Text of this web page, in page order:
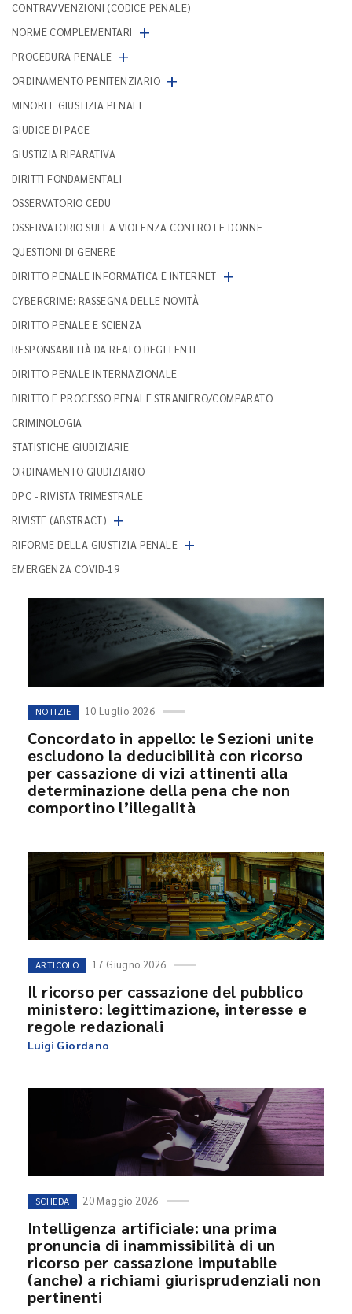
CONTRAVVENZIONI (CODICE PENALE)
NORME COMPLEMENTARI
+
PROCEDURA PENALE +
ORDINAMENTO PENITENZIARIO +
MINORI E GIUSTIZIA PENALE
GIUDICE DI PACE
GIUSTIZIA RIPARATIVA
DIRITTI FONDAMENTALI
OSSERVATORIO CEDU
OSSERVATORIO SULLA VIOLENZA CONTRO LE DONNE
QUESTIONI DI GENERE
DIRITTO PENALE INFORMATICA E INTERNET +
CYBERCRIME: RASSEGNA DELLE NOVITÀ
DIRITTO PENALE E SCIENZA
RESPONSABILITÀ DA REATO DEGLI ENTI
DIRITTO PENALE INTERNAZIONALE
DIRITTO E PROCESSO PENALE STRANIERO/COMPARATO
CRIMINOLOGIA
STATISTICHE GIUDIZIARIE
ORDINAMENTO GIUDIZIARIO
DPC - RIVISTA TRIMESTRALE
RIVISTE (ABSTRACT) +
RIFORME DELLA GIUSTIZIA PENALE +
EMERGENZA COVID-19
NOTIZIE 10 Luglio 2026
Concordato in appello: le Sezioni unite
escludono la deducibilità con ricorso
per cassazione di vizi attinenti alla
determinazione della pena che non
comportino l’illegalità
ARTICOLO 17 Giugno 2026
Il ricorso per cassazione del pubblico
ministero: legittimazione, interesse e
regole redazionali
Luigi Giordano
SCHEDA 20 Maggio 2026
Intelligenza artificiale: una prima
pronuncia di inammissibilità di un
ricorso per cassazione imputabile
(anche) a richiami giurisprudenziali non
pertinenti